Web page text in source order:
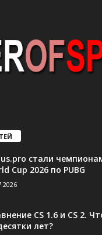
стали
Cup 2026 по PUBG
CS 1.6 и CS 2.
лет?